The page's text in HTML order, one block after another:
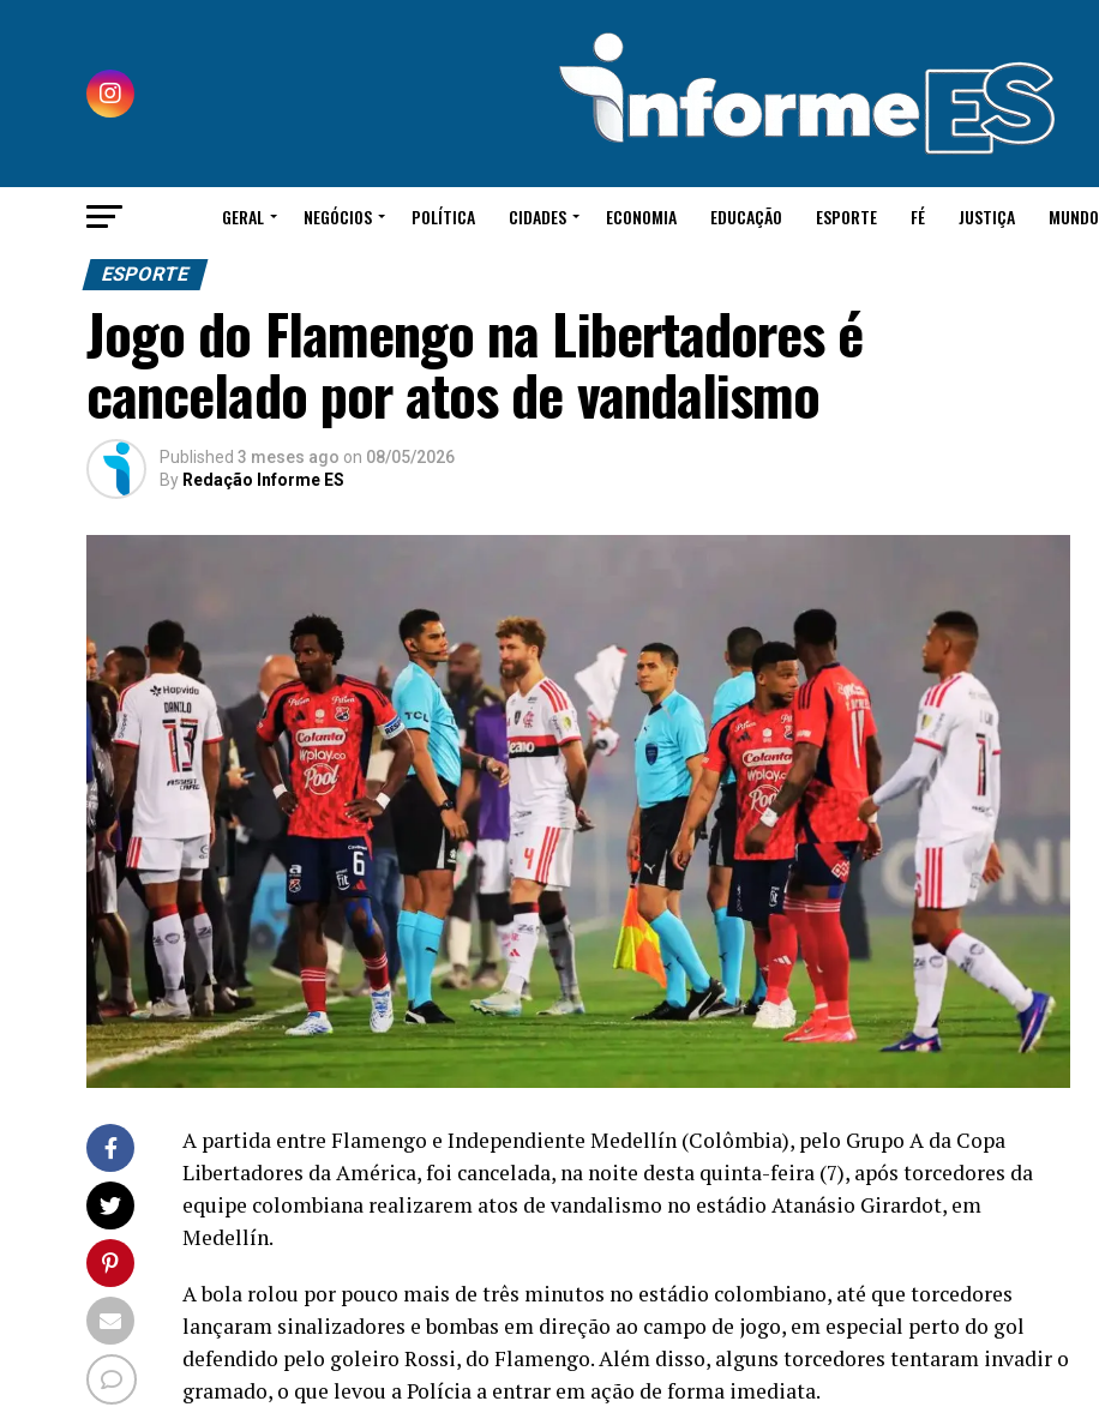
GERAL NEGÓCIOS POLÍTICA CIDADES ECONOMIA EDUCAÇÃO ESPORTE FÉ JUSTIÇA MUNDO
ESPORTE
Jogo do Flamengo na Libertadores é
cancelado por atos de vandalismo
Published 3 meses ago on 08/05/2026
By Redação Informe ES
A partida entre Flamengo e Independiente Medellín (Colômbia), pelo Grupo A da Copa
Libertadores da América, foi cancelada, na noite desta quinta-feira (7), após torcedores da
equipe colombiana realizarem atos de vandalismo no estádio Atanásio Girardot, em
Medellín.
A bola rolou por pouco mais de três minutos no estádio colombiano, até que torcedores
lançaram sinalizadores e bombas em direção ao campo de jogo, em especial perto do gol
defendido pelo goleiro Rossi, do Flamengo. Além disso, alguns torcedores tentaram invadir o
gramado, o que levou a Polícia a entrar em ação de forma imediata.